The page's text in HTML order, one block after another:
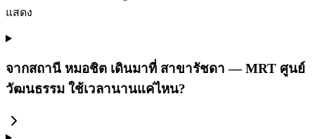
แสดง
จากสถานี หมอชิต เดินมาที่ สาขารัชดา — MRT ศูนย์
วัฒนธรรม ใช้เวลานานแค่ไหน?